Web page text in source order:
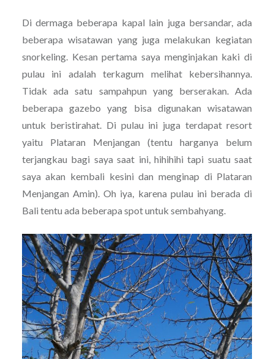
Di dermaga beberapa kapal lain juga bersandar, ada
beberapa wisatawan yang juga melakukan kegiatan
snorkeling. Kesan pertama saya menginjakan kaki di
pulau ini adalah terkagum melihat kebersihannya.
Tidak ada satu sampahpun yang berserakan. Ada
beberapa gazebo yang bisa digunakan wisatawan
untuk beristirahat. Di pulau ini juga terdapat resort
yaitu Plataran Menjangan (tentu harganya belum
terjangkau bagi saya saat ini, hihihihi tapi suatu saat
saya akan kembali kesini dan menginap di Plataran
Menjangan Amin). Oh iya, karena pulau ini berada di
Bali tentu ada beberapa spot untuk sembahyang.